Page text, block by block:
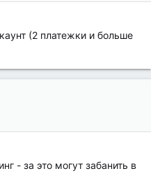
(2 платежки и больше
- за это могут забанить в